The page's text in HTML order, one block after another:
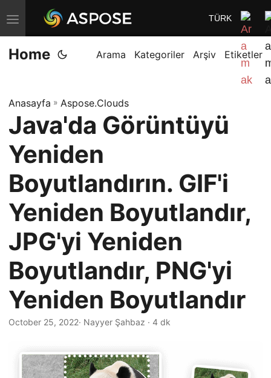
G
e
z
m
i
D
e
ğ
i
r
TÜRK
Home Arama Kategoriler Arşiv Etiketler
Anasayfa » Aspose.Clouds
Java'da Görüntüyü
Yeniden
Boyutlandırın. GIF'i
Yeniden Boyutlandır,
JPG'yi Yeniden
Boyutlandır, PNG'yi
Yeniden Boyutlandır
October 25, 2022· Nayyer Şahbaz · 4 dk